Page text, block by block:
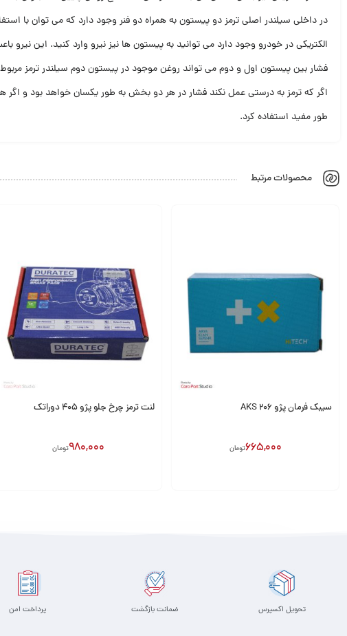
در داخلی سیلندر اصلی ترمز دو پیستون به همراه دو فنر وجود دارد که می توان با
الکتریکی در خودرو وجود دارد می توانید به پیستون ها نیز نیرو وارد کنید. این
فشار بین پیستون اول و دوم می تواند روغن موجود در پیستون دوم سیلندر ترمز
اگر که ترمز به درستی عمل نکند فشار در هر دو بخش به طور یکسان خواهد بود و
طور مفید استفاده کرد.
محصولات مرتبط
سیبک فرمان پژو 206 AKS
665,000تومان
لنت ترمز چرخ جلو پژو ۴۰۵ دوراتک
980,000تومان
تحویل اکسپرس ضمانت بازگشت پرداخت امن